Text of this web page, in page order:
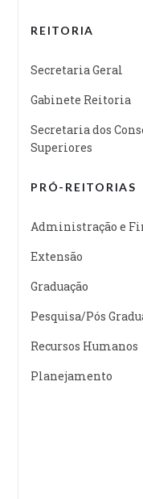
REITORIA
Secretaria Geral
Gabinete Reitoria
Secretaria dos
Superiores
PRÓ-REITORIAS
Administração e
Extensão
Graduação
Pesquisa/Pós
Recursos Humanos
Planejamento